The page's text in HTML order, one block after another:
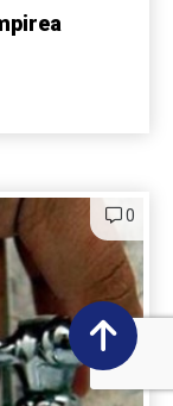
0